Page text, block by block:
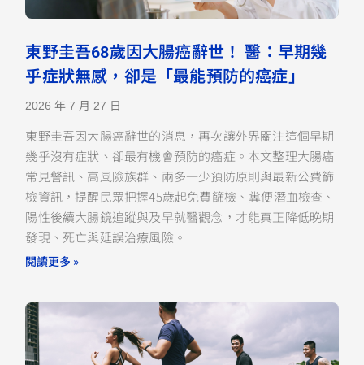
東野圭吾68歲因大腸癌辭世！ 醫：早期幾
乎症狀無感，卻是「最能預防的癌症」
2026 年 7 月 27 日
東野圭吾因大腸癌辭世的消息，再次讓外界關注這個早期
幾乎沒有症狀、卻最有機會預防的癌症。本文整理大腸癌
常見警訊、高風險族群、兩多一少預防原則與最新公費篩
檢資訊，提醒民眾把握45歲起免費篩檢、糞便潛血檢查、
陽性後續大腸鏡追蹤與及早就醫觀念，才能真正降低晚期
發現、死亡與延誤治療風險。
閱讀更多 »